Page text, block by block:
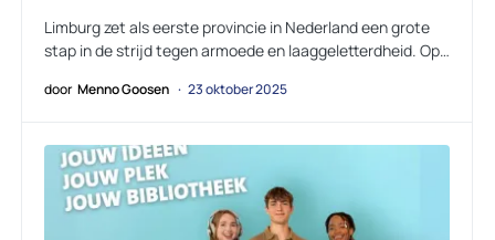
Limburg zet als eerste provincie in Nederland een grote
stap in de strijd tegen armoede en laaggeletterdheid. Op…
door Menno Goosen 23 oktober 2025